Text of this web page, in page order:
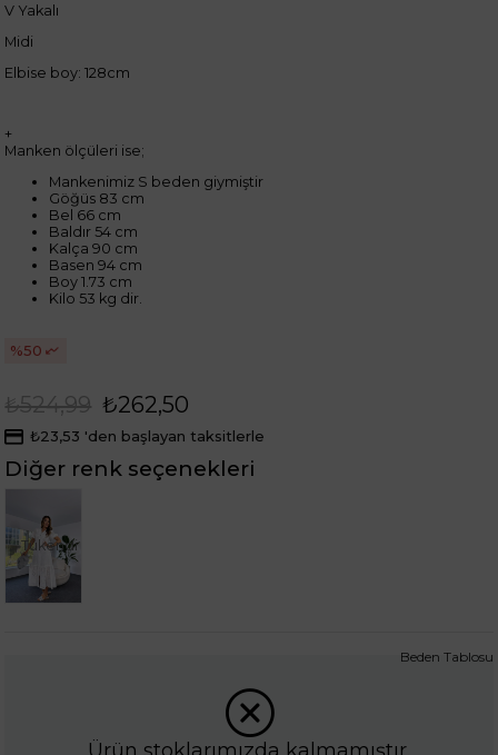
V Yakalı
Midi
Elbise boy: 128cm
+
Manken ölçüleri ise;
Mankenimiz S beden giymiştir
Göğüs 83 cm
Bel 66 cm
Baldır 54 cm
Kalça 90 cm
Basen 94 cm
Boy 1.73 cm
Kilo 53 kg dir.
50
₺524,99 ₺262,50
₺23,53 'den başlayan taksitlerle
Diğer renk seçenekleri
Tükendi
Beden Tablosu